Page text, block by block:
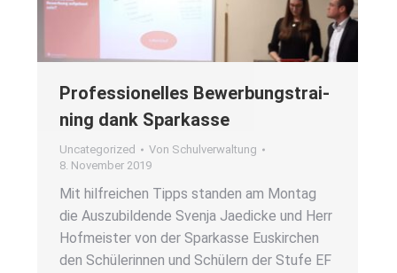
Pro­fes­sio­nel­les Bewer­bungs­trai­
ning dank Spar­kas­se
Uncategorized Von Schulverwaltung
8. November 2019
Mit hilf­rei­chen Tipps stan­den am Mon­tag
die Aus­zu­bil­den­de Sven­ja Jae­di­cke und Herr
Hof­meis­ter von der Spar­kas­se Eus­kir­chen
den Schü­le­rin­nen und Schü­lern der Stu­fe EF